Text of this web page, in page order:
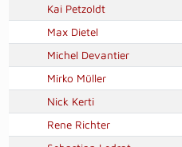
Kai Petzoldt
Max Dietel
Michel Devantier
Mirko Müller
Nick Kerti
Rene Richter